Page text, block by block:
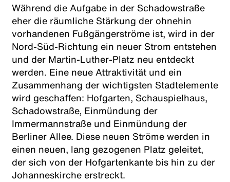
Während die Aufgabe in der Schadowstraße
eher die räumliche Stärkung der ohnehin
vorhandenen Fußgängerströme ist, wird in der
Nord-Süd-Richtung ein neuer Strom entstehen
und der Martin-Luther-Platz neu entdeckt
werden. Eine neue Attraktivität und ein
Zusammenhang der wichtigsten Stadtelemente
wird geschaffen: Hofgarten, Schauspielhaus,
Schadowstraße, Einmündung der
Immermannstraße und Einmündung der
Berliner Allee. Diese neuen Ströme werden in
einen neuen, lang gezogenen Platz geleitet,
der sich von der Hofgartenkante bis hin zu der
Johanneskirche erstreckt.